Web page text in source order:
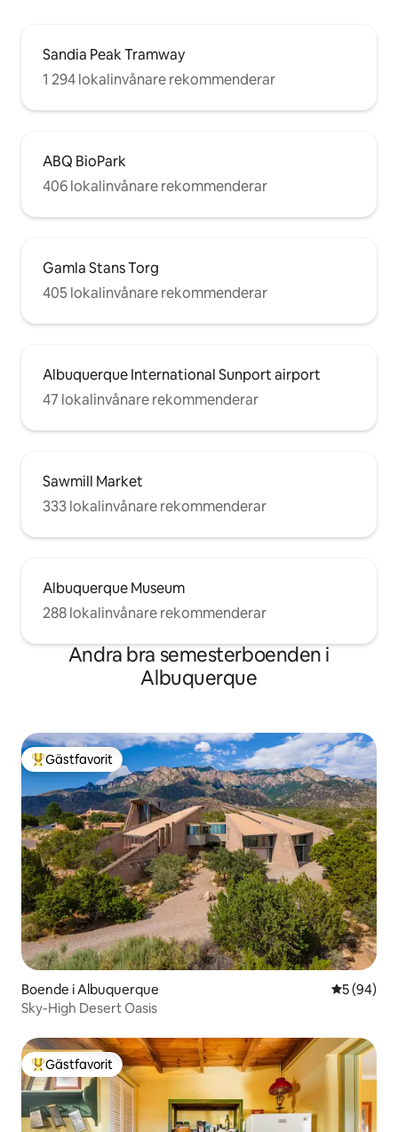
Sandia Peak Tramway
1 294 lokalinvånare rekommenderar
ABQ BioPark
406 lokalinvånare rekommenderar
Gamla Stans Torg
405 lokalinvånare rekommenderar
Albuquerque International Sunport airport
47 lokalinvånare rekommenderar
Sawmill Market
333 lokalinvånare rekommenderar
Albuquerque Museum
288 lokalinvånare rekommenderar
Andra bra semesterboenden i
Albuquerque
Populär gästfavorit
Gästfavorit
Boende i Albuquerque 5 av 5 i
5 (94)
Sky-High Desert Oasis
Populär gästfavorit
Gästfavorit